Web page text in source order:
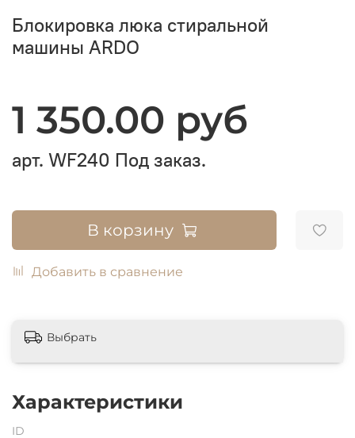
Блокировка люка стиральной
машины ARDO
1 350.00 руб
арт. WF240 Под заказ.
В корзину
Добавить в сравнение
Характеристики
ID
Выбрать